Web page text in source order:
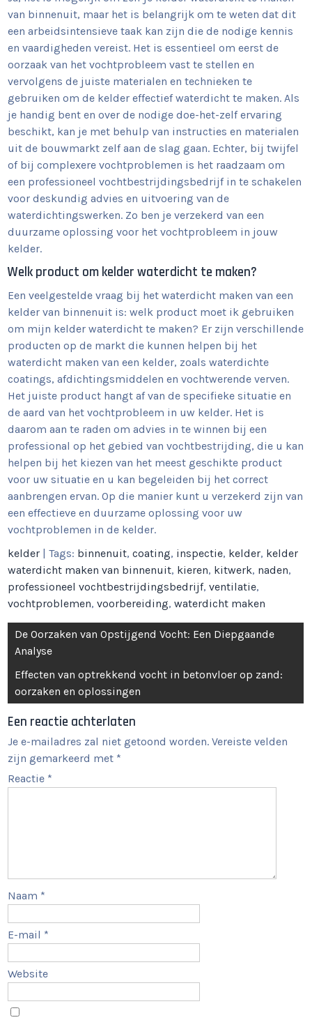
van binnenuit, maar het is belangrijk om te weten dat dit
een arbeidsintensieve taak kan zijn die de nodige kennis
en vaardigheden vereist. Het is essentieel om eerst de
oorzaak van het vochtprobleem vast te stellen en
vervolgens de juiste materialen en technieken te
gebruiken om de kelder effectief waterdicht te maken. Als
je handig bent en over de nodige doe-het-zelf ervaring
beschikt, kan je met behulp van instructies en materialen
uit de bouwmarkt zelf aan de slag gaan. Echter, bij twijfel
of bij complexere vochtproblemen is het raadzaam om
een professioneel vochtbestrijdingsbedrijf in te schakelen
voor deskundig advies en uitvoering van de
waterdichtingswerken. Zo ben je verzekerd van een
duurzame oplossing voor het vochtprobleem in jouw
kelder.
Welk product om kelder waterdicht te maken?
Een veelgestelde vraag bij het waterdicht maken van een
kelder van binnenuit is: welk product moet ik gebruiken
om mijn kelder waterdicht te maken? Er zijn verschillende
producten op de markt die kunnen helpen bij het
waterdicht maken van een kelder, zoals waterdichte
coatings, afdichtingsmiddelen en vochtwerende verven.
Het juiste product hangt af van de specifieke situatie en
de aard van het vochtprobleem in uw kelder. Het is
daarom aan te raden om advies in te winnen bij een
professional op het gebied van vochtbestrijding, die u kan
helpen bij het kiezen van het meest geschikte product
voor uw situatie en u kan begeleiden bij het correct
aanbrengen ervan. Op die manier kunt u verzekerd zijn van
een effectieve en duurzame oplossing voor uw
vochtproblemen in de kelder.
kelder | Tags: binnenuit,coating, inspectie, kelder, kelder
waterdicht maken van binnenuit, kieren, kitwerk, naden,
professioneel vochtbestrijdingsbedrijf,ventilatie,
vochtproblemen,voorbereiding,waterdicht maken
Berichtnavigatie
De Oorzaken van Opstijgend Vocht: Een Diepgaande
Analyse
Effecten van optrekkend vocht in betonvloer op zand:
oorzaken en oplossingen
Een reactie achterlaten
Je e-mailadres zal niet getoond worden. Vereiste velden
zijn gemarkeerd met *
Reactie *
Naam *
E-mail *
Website